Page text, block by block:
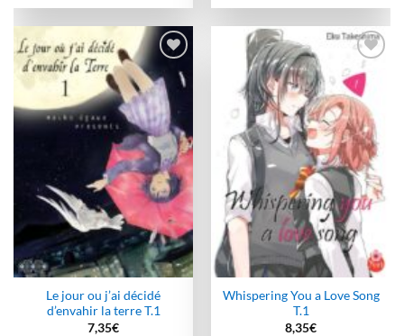
Ajouter
à la
wishlist
Le jour ou j’ai décidé
d’envahir la terre T.1
7,35€
Ajouter
à la
wishlist
Whispering You a Love Song
T.1
8,35€